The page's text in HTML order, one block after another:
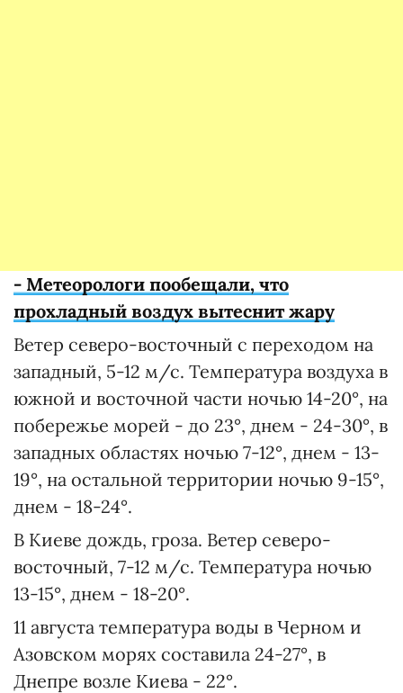
- Метеорологи пообещали, что
прохладный воздух вытеснит жару
Ветер северо-восточный с переходом на
западный, 5-12 м/с. Температура воздуха в
южной и восточной части ночью 14-20°, на
побережье морей - до 23°, днем - 24-30°, в
западных областях ночью 7-12°, днем - 13-
19°, на остальной территории ночью 9-15°,
днем - 18-24°.
В Киеве дождь, гроза. Ветер северо-
восточный, 7-12 м/с. Температура ночью
13-15°, днем - 18-20°.
11 августа температура воды в Черном и
Азовском морях составила 24-27°, в
Днепре возле Киева - 22°.